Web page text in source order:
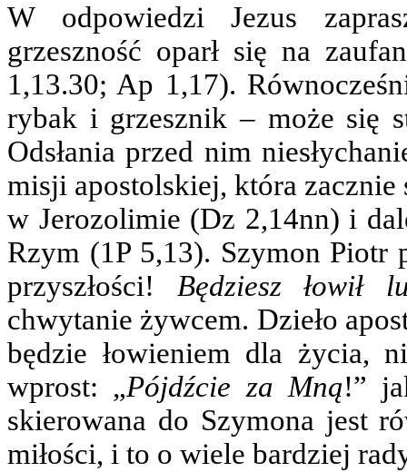
W odpowiedzi Jezus
grzeszność oparł się na
1,13.30; Ap 1,17).
rybak i grzesznik – może się
Odsłania przed nim
misji apostolskiej, która
w Jerozolimie (Dz 2,14nn) i
Rzym (1P 5,13). Szymon Piotr
przyszłości! Będziesz łowił
chwytanie żywcem. Dzieło
będzie łowieniem dla życia,
wprost: „Pójdźcie za Mną!”
skierowana do Szymona jest
miłości, i to o wiele bardziej